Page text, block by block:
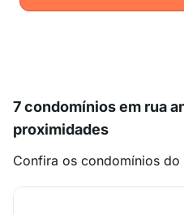
7 condomínios em rua
proximidades
Confira os condomínios do